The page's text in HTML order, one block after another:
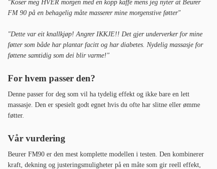
"Koser meg HVER morgen med en kopp kaffe mens jeg nyter at Beurer
FM 90 på en behagelig måte masserer mine morgenstive føtter"
"Dette var eit knallkjøp! Angrer IKKJE!! Det gjer underverker for mine
føtter som både har plantar facitt og har diabetes. Nydelig massasje for
føttene samtidig som dei blir varme!"
For hvem passer den?
Denne passer for deg som vil ha tydelig effekt og ikke bare en lett
massasje. Den er spesielt godt egnet hvis du ofte har slitne eller ømme
føtter.
Vår vurdering
Beurer FM90 er den mest komplette modellen i testen. Den kombinerer
kraft, dekning og justeringsmuligheter på en måte som gir reell effekt,